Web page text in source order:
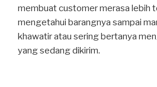
membuat customer merasa lebih
mengetahui barangnya sampai
khawatir atau sering bertanya
yang sedang dikirim.